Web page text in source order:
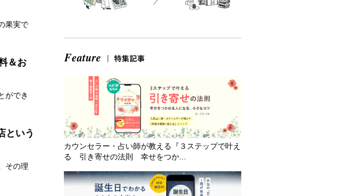
果実で
＆お
ができ
という
その理
カウンセラー・占い師が教える『３ステップで叶え
る 引き寄せの法則 幸せをつか...